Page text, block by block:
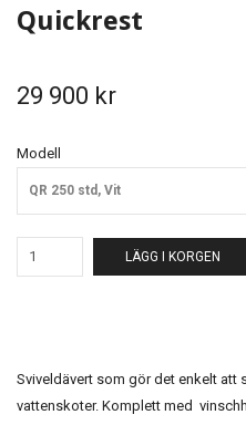
Quickrest
29 900 kr
Modell
QR 250 std, Vit
LÄGG I KORGEN
Sviveldävert som gör det enkelt att
vattenskoter. Komplett med